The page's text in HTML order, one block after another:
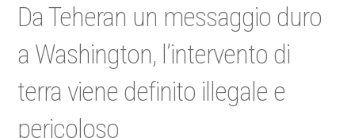
Da Teheran un messaggio duro
a Washington, l’intervento di
terra viene definito illegale e
pericoloso